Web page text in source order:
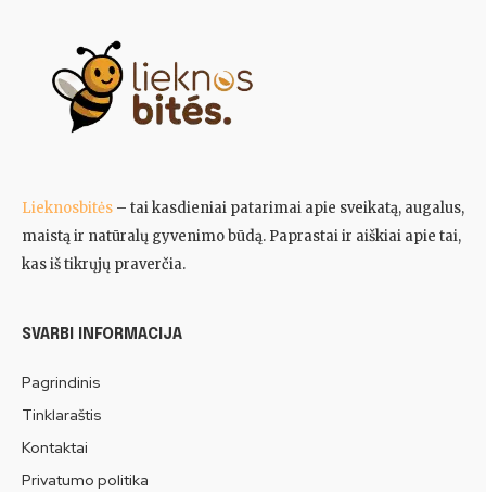
Lieknosbitės – tai kasdieniai patarimai apie sveikatą, augalus,
maistą ir natūralų gyvenimo būdą. Paprastai ir aiškiai apie tai,
kas iš tikrųjų praverčia.
SVARBI INFORMACIJA
Pagrindinis
Tinklaraštis
Kontaktai
Privatumo politika